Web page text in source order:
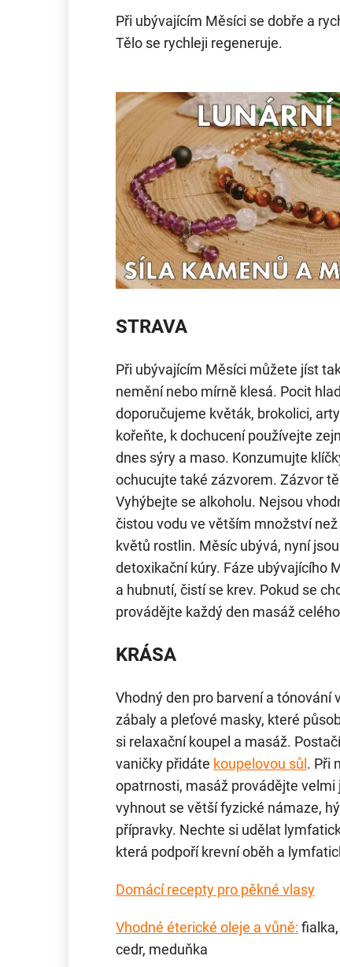
Při ubývajícím Měsíci se dobře a
Tělo se rychleji regeneruje.
STRAVA
Při ubývajícím Měsíci můžete jíst
nemění nebo mírně klesá. Pocit
doporučujeme květák, brokolici,
kořeňte, k dochucení používejte
dnes sýry a maso. Konzumujte
ochucujte také zázvorem. Zázvor
Vyhýbejte se alkoholu. Nejsou
čistou vodu ve větším množství
květů rostlin. Měsíc ubývá, nyní
detoxikační kúry. Fáze ubývajícího
a hubnutí, čistí se krev. Pokud se
provádějte každý den masáž
KRÁSA
Vhodný den pro barvení a tónování
zábaly a pleťové masky, které
si relaxační koupel a masáž.
vaničky přidáte koupelovou sůl . Při
opatrnosti, masáž provádějte
vyhnout se větší fyzické námaze,
přípravky. Nechte si udělat
která podpoří krevní oběh a
Domácí recepty pro pěkné vlasy
Vhodné éterické oleje a vůně:
cedr, meduňka